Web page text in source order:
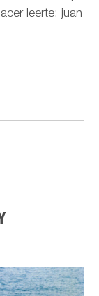
leerte: juan